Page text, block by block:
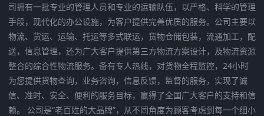
司拥有一批专业的管理人员和专业的运输队伍，以严格、科学的管理
手段，现代化的办公设施，为客户提供完善优质的服务。公司主要以
物流、货运、运输、托运等多式联运，货物仓储包装，流通加工，配
送，信息管理，还为广大客户提供第三方物流方案设计，及物流资源
整合的综合性物流服务。备有专人热线，对货物全程监控，24小时
为您提供货物查询，业务咨询，信息反馈，监督的服务，实现了诚
信、准时、安全、便利的服务目标，赢得了全国广大客户的支持和信
赖。 公司是“老百姓的大品牌”，从不同角度为顾客考虑到每一个细小